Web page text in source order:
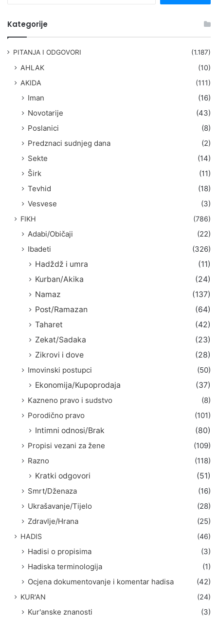
a
Kategorije
PITANJA I ODGOVORI (1.187)
AHLAK
(10)
AKIDA
(111)
Iman
(16)
Novotarije
(43)
Poslanici
(8)
Predznaci sudnjeg dana
(2)
Sekte
(14)
Širk
(11)
Tevhid
(18)
Vesvese
(3)
FIKH (786)
Adabi/Običaji
(22)
Ibadeti
(326)
Hadždž i umra
(11)
Kurban/Akika
(24)
Namaz
(137)
Post/Ramazan
(64)
Taharet
(42)
Zekat/Sadaka
(23)
Zikrovi i dove
(28)
Imovinski postupci
(50)
Ekonomija/Kupoprodaja
(37)
Kazneno pravo i sudstvo
(8)
Porodično pravo
(101)
Intimni odnosi/Brak
(80)
Propisi vezani za žene
(109)
Razno
(118)
Kratki odgovori
(51)
Smrt/Dženaza
(16)
Ukrašavanje/Tijelo
(28)
Zdravlje/Hrana
(25)
HADIS (46)
Hadisi o propisima
(3)
Hadiska terminologija
(1)
Ocjena dokumentovanje i komentar hadisa
(42)
KUR'AN (24)
Kur'anske znanosti
(3)